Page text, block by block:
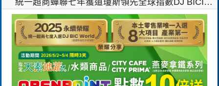
統一超商蟬聯七年獲道瓊斯領先全球指數DJ BICI
World